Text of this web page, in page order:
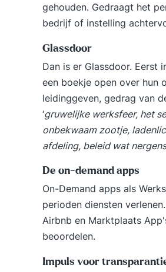
gehouden. Gedraagt het
bedrijf of instelling
Glassdoor
Dan is er Glassdoor. Eerst
een boekje open over hun
leidinggeven, gedrag van
‘gruwelijke werksfeer, het
onbekwaam zootje,
afdeling, beleid wat
De on-demand apps
On-Demand apps als
perioden diensten
Airbnb en Marktplaats
beoordelen.
Impuls voor